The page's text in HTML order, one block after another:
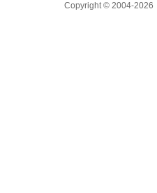
Copyright © 2004-2026